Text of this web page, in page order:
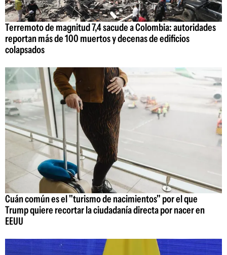
Terremoto de magnitud 7,4 sacude a Colombia: autoridades
reportan más de 100 muertos y decenas de edificios
colapsados
Cuán común es el "turismo de nacimientos" por el que
Trump quiere recortar la ciudadanía directa por nacer en
EEUU